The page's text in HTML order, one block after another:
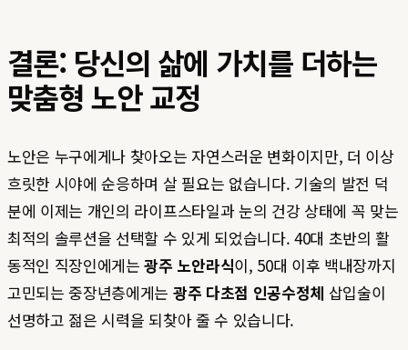
결론: 당신의 삶에 가치를 더하는
맞춤형 노안 교정
노안은 누구에게나 찾아오는 자연스러운 변화이지만, 더 이상
흐릿한 시야에 순응하며 살 필요는 없습니다. 기술의 발전 덕
분에 이제는 개인의 라이프스타일과 눈의 건강 상태에 꼭 맞는
최적의 솔루션을 선택할 수 있게 되었습니다. 40대 초반의 활
동적인 직장인에게는광주 노안라식이, 50대 이후 백내장까지
고민되는 중장년층에게는 광주 다초점 인공수정체 삽입술이
선명하고 젊은 시력을 되찾아 줄 수 있습니다.